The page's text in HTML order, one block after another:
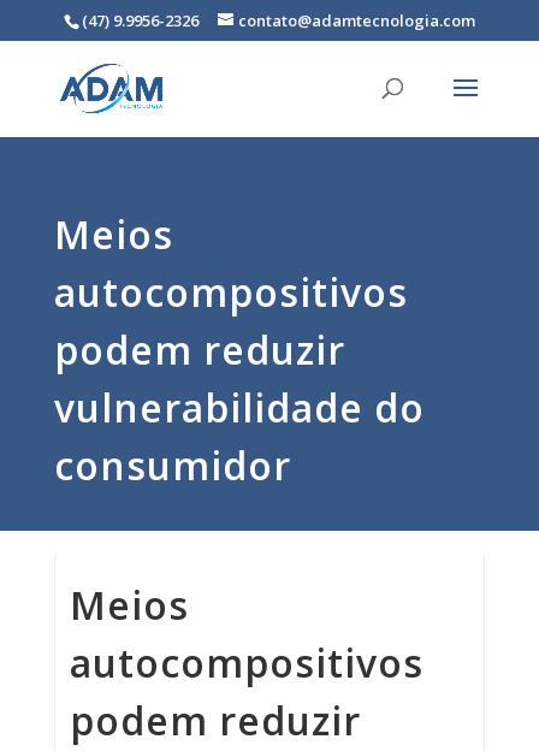
(47) 9.9956-2326 contato@adamtecnologia.com
Meios
autocompositivos
podem reduzir
vulnerabilidade do
consumidor
Meios
autocompositivos
podem reduzir